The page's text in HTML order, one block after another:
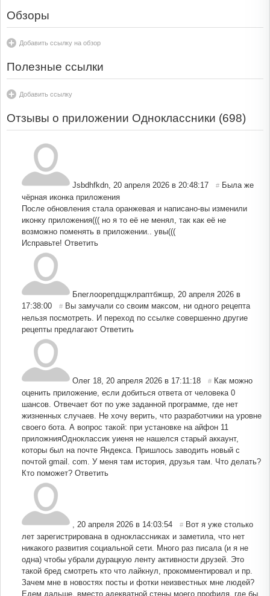
Обзоры
Добавить ссылку на обзор
Полезные ссылки
Добавить ссылку
Отзывы о приложении Одноклассники (698)
Jsbdhfkdn 20 апреля 2026 в 20:48:17 # Была же
чёрная иконка приложения
После обновления стала оранжевая и написано-вы изменили
иконку приложения((( но я то её не менял, так как её не
возможно поменять в приложении.. увы(((
Исправьте! Ответить
Бпеглоорепдщжлраптбжшр 20 апреля 2026 в
17:38:00
# Вы замучали со своим максом, ни одного рецепта
нельзя посмотреть. И переход по ссылке совершенно другие
рецепты предлагают Ответить
Олег 18 20 апреля 2026 в 17:11:18 # Как можно
оценить приложение, если добиться ответа от человека 0
шансов. Отвечает бот по уже заданной программе, где нет
жизненных случаев. Не хочу верить, что разработчики на уровне
своего бота. А вопрос такой: при установке на айфон 11
приложнияОдноклассик уиеня не нашелся старый аккаунт,
которы был на почте Яндекса. Пришлось заводить новый с
почтой gmail. com. У меня там история, друзья там. Что делать?
Кто поможет? Ответить
20 апреля 2026 в 14:03:54 # Вот я уже столько
лет зарегистрирована в одноклассниках и заметила, что нет
никакого развития социальной сети. Много раз писала (и я не
одна) чтобы убрали дурацкую ленту активности друзей. Это
такой бред смотреть кто что лайкнул, прокомментировал и пр.
Зачем мне в новостях посты и фотки неизвестных мне людей?
Едем дальше, вместо адекватной стены моего профиля, где бы